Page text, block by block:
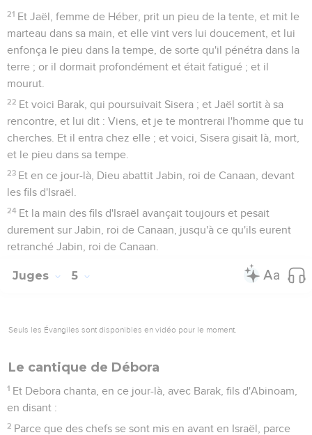
21 Et Jaël, femme de Héber, prit un pieu de la tente, et mit le
marteau dans sa main, et elle vint vers lui doucement, et lui
enfonça le pieu dans la tempe, de sorte qu'il pénétra dans la
terre ; or il dormait profondément et était fatigué ; et il
mourut.
22 Et voici Barak, qui poursuivait Sisera ; et Jaël sortit à sa
rencontre, et lui dit : Viens, et je te montrerai l'homme que tu
cherches. Et il entra chez elle ; et voici, Sisera gisait là, mort,
et le pieu dans sa tempe.
23 Et en ce jour-là, Dieu abattit Jabin, roi de Canaan, devant
les fils d'Israël.
24 Et la main des fils d'Israël avançait toujours et pesait
durement sur Jabin, roi de Canaan, jusqu'à ce qu'ils eurent
retranché Jabin, roi de Canaan.
Juges 5
Seuls les Évangiles sont disponibles en vidéo pour le moment.
Le cantique de Débora
1 Et Debora chanta, en ce jour-là, avec Barak, fils d'Abinoam,
en disant :
2 Parce que des chefs se sont mis en avant en Israël, parce